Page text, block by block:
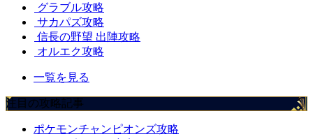
グラブル攻略
サカパズ攻略
信長の野望 出陣攻略
オルエク攻略
一覧を見る
注目の攻略記事
ポケモンチャンピオンズ攻略